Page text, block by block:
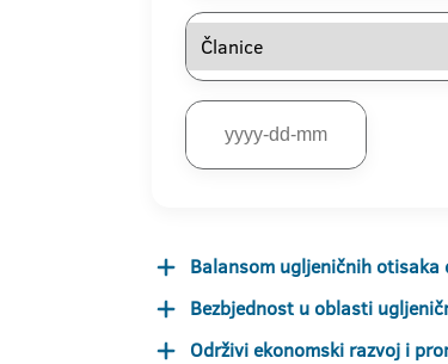
Balansom ugljeničnih otisaka
Bezbjednost u oblasti
Održivi ekonomski razvoj i